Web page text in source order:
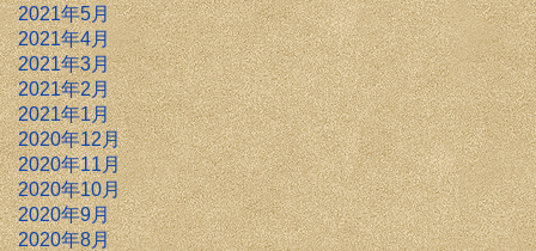
2021年5月
2021年4月
2021年3月
2021年2月
2021年1月
2020年12月
2020年11月
2020年10月
2020年9月
2020年8月